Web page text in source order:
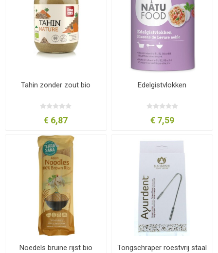
Tahin zonder zout bio
€ 6,87
Edelgistvlokken
€ 7,59
Noedels bruine rijst bio Tongschraper roestvrij staal